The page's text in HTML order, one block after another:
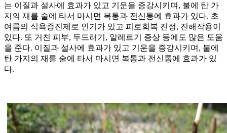
는 이질과 설사에 효과가 있고 기운을 증강시키며, 불에 탄 가
지의 재를 술에 타서 마시면 복통과 전신통에 효과가 있다. 초
여름의 식욕증진제로 인기가 있고 피로회복 진정, 진해작용이
있다. 또 거친 피부, 두드러기, 알레르기 증상 등에도 많은 도움
을 준다. 이질과 설사에 효과가 있고 기운을 증강시키며, 불에
탄 가지의 재를 술에 타서 마시면 복통과 전신통에 효과가 있
다.